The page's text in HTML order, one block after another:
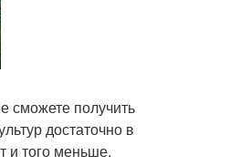
сможете получить
достаточно в
и того меньше.